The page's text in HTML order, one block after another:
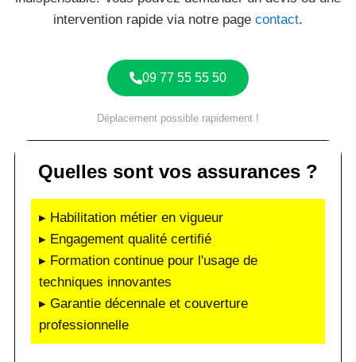
intervention rapide via notre page contact.
09 77 55 55 50
Déplacement possible rapidement !
Quelles sont vos assurances ?
▸ Habilitation métier en vigueur
▸ Engagement qualité certifié
▸ Formation continue pour l'usage de
techniques innovantes
▸ Garantie décennale et couverture
professionnelle